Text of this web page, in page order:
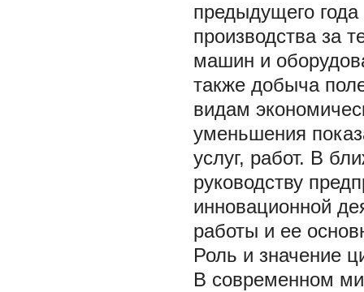
предыдущего
производства за
машин и
также добыча
видам
уменьшения
услуг, работ. В
руководству
инновационной
работы и ее
Роль и значение
В современном